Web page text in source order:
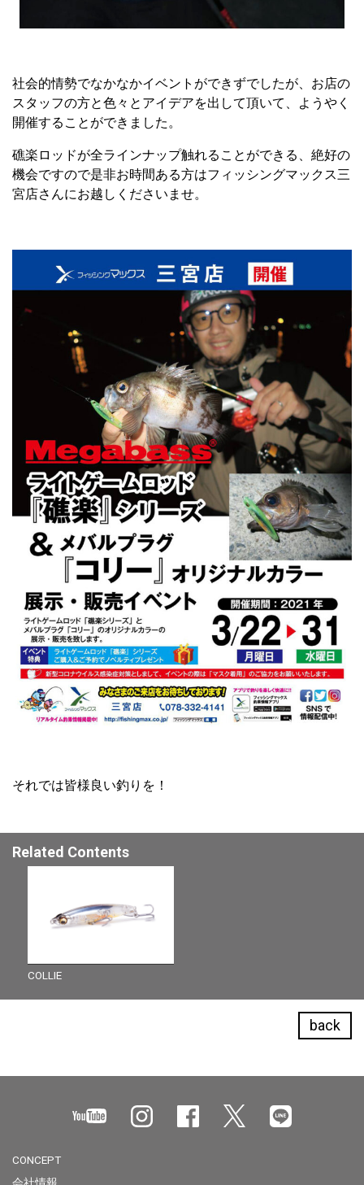
社会的情勢でなかなかイベントができずでしたが、お店の
スタッフの方と色々とアイデアを出して頂いて、ようやく
開催することができました。
礁楽ロッドが全ラインナップ触れることができる、絶好の
機会ですので是非お時間ある方はフィッシングマックス三
宮店さんにお越しくださいませ。
それでは皆様良い釣りを！
Related Contents
COLLIE
back
CONCEPT